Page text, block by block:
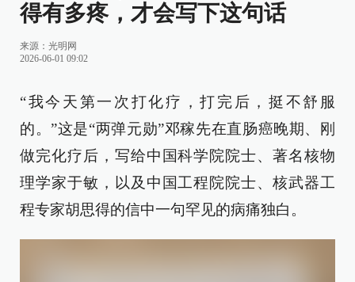
得有多疼，才会写下这句话
来源： 光明网
2026-06-01 09:02
“我今天第一次打化疗，打完后，挺不舒服
的。”这是“两弹元勋”邓稼先在直肠癌晚期、刚
做完化疗后，写给中国科学院院士、著名核物
理学家于敏，以及中国工程院院士、核武器工
程专家胡思得的信中一句罕见的病痛独白。